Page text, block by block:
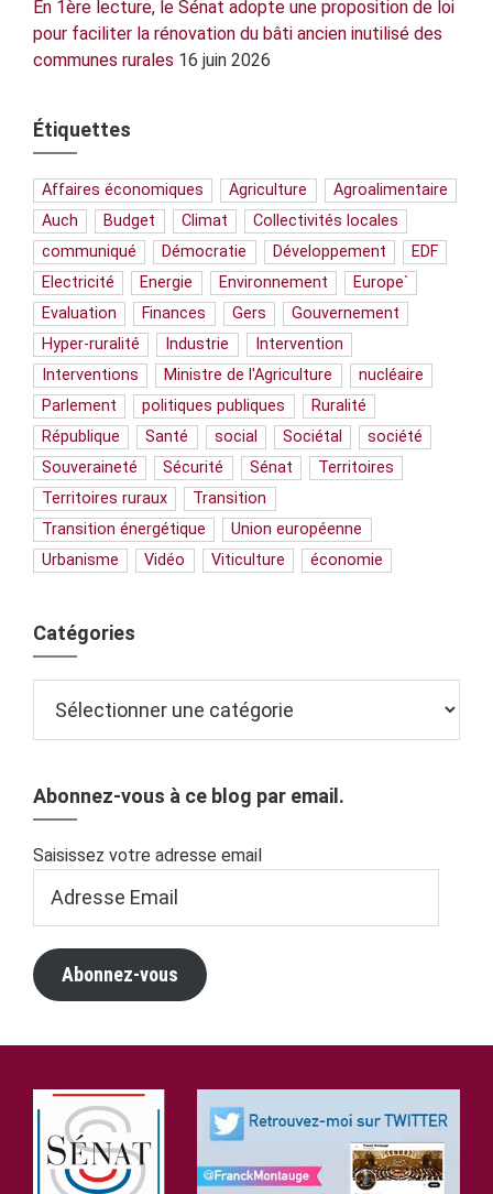
En 1ère lecture, le Sénat adopte une proposition de loi
pour faciliter la rénovation du bâti ancien inutilisé des
communes rurales 16 juin 2026
Étiquettes
Affaires économiques Agriculture
Agroalimentaire
Auch
Budget Climat
Collectivités locales
communiqué
Démocratie Développement
EDF
Electricité
Energie Environnement
Europe`
Evaluation
Finances Gers
Gouvernement
Hyper-ruralité
Industrie
Intervention
Interventions
Ministre de l'Agriculture
nucléaire
Parlement
politiques publiques
Ruralité
République
Santé social Sociétal
société
Souveraineté
Sécurité Sénat
Territoires
Territoires ruraux
Transition
Transition énergétique
Union européenne
Urbanisme
Vidéo Viticulture économie
Catégories
Abonnez-vous à ce blog par email.
Saisissez votre adresse email
Email
Abonnez-vous
Footer